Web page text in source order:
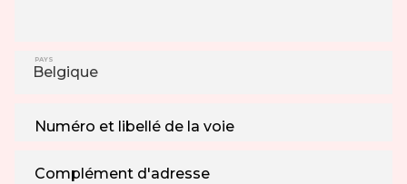
PAYS
Numéro et libellé de la voie
Complément d'adresse